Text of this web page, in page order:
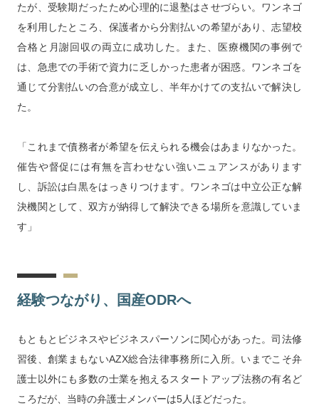
たが、受験期だったため心理的に退塾はさせづらい。ワンネゴ
を利用したところ、保護者から分割払いの希望があり、志望校
合格と月謝回収の両立に成功した。また、医療機関の事例で
は、急患での手術で資力に乏しかった患者が困惑。ワンネゴを
通じて分割払いの合意が成立し、半年かけての支払いで解決し
た。
「これまで債務者が希望を伝えられる機会はあまりなかった。
催告や督促には有無を言わせない強いニュアンスがあります
し、訴訟は白黒をはっきりつけます。ワンネゴは中立公正な解
決機関として、双方が納得して解決できる場所を意識していま
す」
経験つながり、国産ODRへ
もともとビジネスやビジネスパーソンに関心があった。司法修
習後、創業まもないAZX総合法律事務所に入所。いまでこそ弁
護士以外にも多数の士業を抱えるスタートアップ法務の有名ど
ころだが、当時の弁護士メンバーは5人ほどだった。